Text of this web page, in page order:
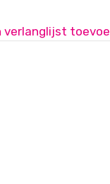
verlanglijst